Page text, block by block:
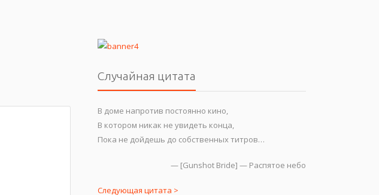
Случайная цитата
В доме напротив постоянно кино,
В котором никак не увидеть конца,
Пока не дойдешь до собственных титров…
— [Gunshot Bride] — Распятое небо
Следующая цитата >